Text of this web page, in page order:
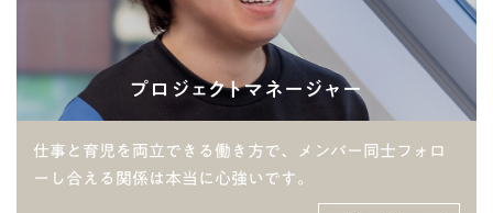
プロジェクトマネージャー
仕事と育児を両立できる働き方で、メンバー同士フォロ
ーし合える関係は本当に心強いです。